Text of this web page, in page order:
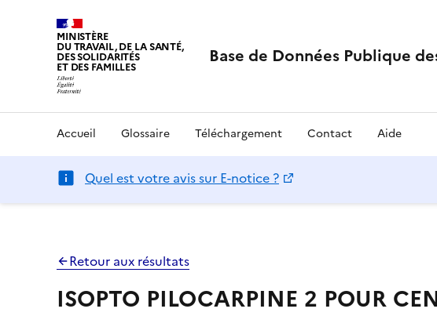
MINISTÈRE
DU TRAVAIL, DE LA SANTÉ,
DES SOLIDARITÉS
ET DES FAMILLES Base de Données Publique
Accueil Glossaire Téléchargement Contact Aide
Quel est votre avis sur E-notice ?
Retour aux résultats
ISOPTO PILOCARPINE 2 POUR